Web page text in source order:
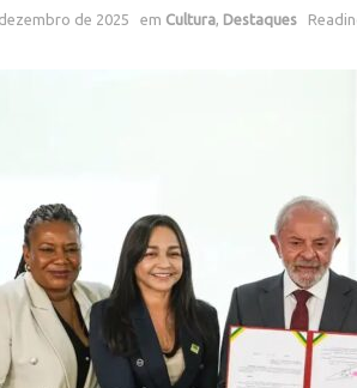
de 2025 em Cultura, Destaques